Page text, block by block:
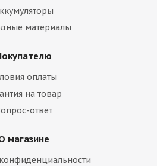
материалы
оплаты
на товар
ответ
магазине